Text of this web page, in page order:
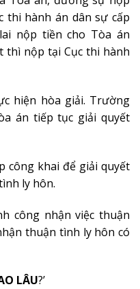
thi hành án dân sự cấp
nộp tiền cho Tòa án
thì nộp tại Cục thi hành
hiện hòa giải. Trường
án tiếp tục giải quyết
công khai để giải quyết
ly hôn.
công nhận việc thuận
thuận tình ly hôn có
LÂU?’